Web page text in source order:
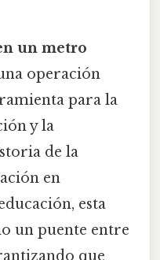
un metro
operación
para la
y la
de la
en
esta
un puente entre
que